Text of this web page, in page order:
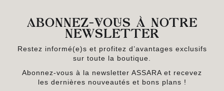
ABONNEZ-VOUS À NOTRE
NEWSLETTER
Restez informé(e)s et profitez d’avantages exclusifs
sur toute la boutique.
Abonnez-vous à la newsletter ASSARA et recevez
les dernières nouveautés et bons plans !